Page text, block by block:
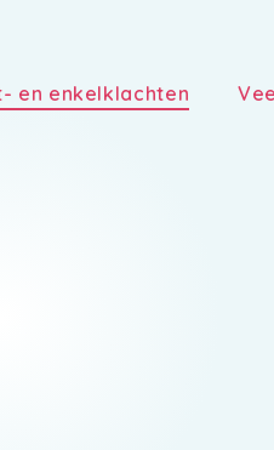
en enkelklachten